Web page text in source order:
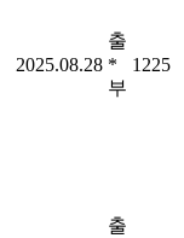
2025.08.28
출
*
부
1225
출